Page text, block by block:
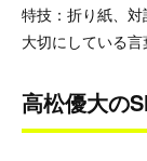
特技：折り紙、
大切にしている
高松優大の